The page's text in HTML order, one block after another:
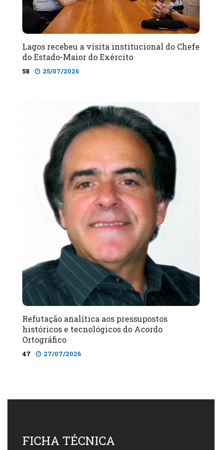
Lagos recebeu a visita institucional do Chefe
do Estado-Maior do Exército
58 25/07/2026
Refutação analítica aos pressupostos
históricos e tecnológicos do Acordo
Ortográfico
47 27/07/2026
FICHA TÉCNICA